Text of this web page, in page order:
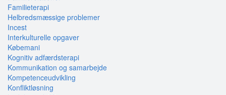
Familieterapi
Helbredsmæssige problemer
Incest
Interkulturelle opgaver
Købemani
Kognitiv adfærdsterapi
Kommunikation og samarbejde
Kompetenceudvikling
Konfliktløsning